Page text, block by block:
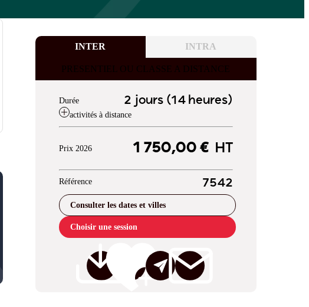
INTER INTRA
PRESENTIEL OU CLASSE A DISTANCE
Durée 2 jours (14 heures)
activités à distance
Prix 2026 1 750,00 €HT
Référence 7542
Consulter les dates et villes
Choisir une session